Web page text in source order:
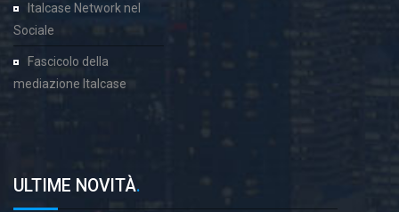
Italcase Network nel
Sociale
Fascicolo della
mediazione Italcase
ULTIME NOVITÀ.